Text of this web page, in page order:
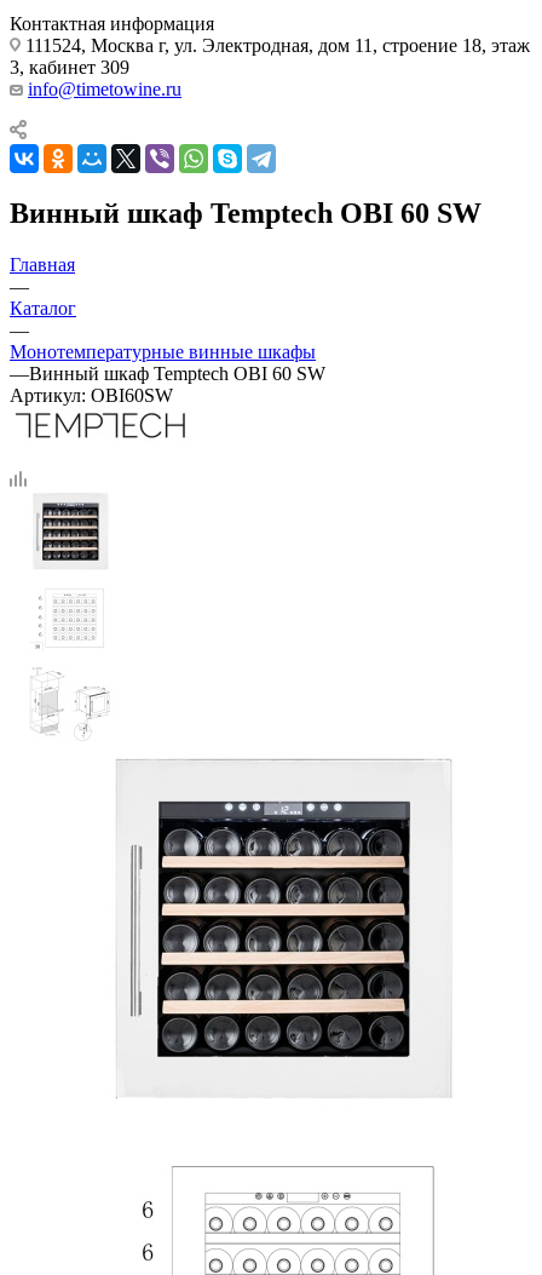
Контактная информация
111524, Москва г, ул. Электродная, дом 11, строение 18, этаж
3, кабинет 309
info@timetowine.ru
Винный шкаф Temptech OBI 60 SW
Главная
—
Каталог
—
Монотемпературные винные шкафы
—Винный шкаф Temptech OBI 60 SW
Артикул: OBI60SW